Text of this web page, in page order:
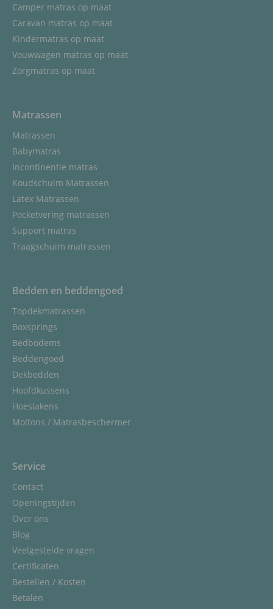
Camper matras op maat
Caravan matras op maat
Kindermatras op maat
Vouwwagen matras op maat
Zorgmatras op maat
Matrassen
Matrassen
Babymatras
Incontinentie matras
Koudschuim Matrassen
Latex Matrassen
Pocketvering matrassen
Support matras
Traagschuim matrassen
Bedden en beddengoed
Topdekmatrassen
Boxsprings
Bedbodems
Beddengoed
Dekbedden
Hoofdkussens
Hoeslakens
Moltons / Matrasbeschermer
Service
Contact
Openingstijden
Over ons
Blog
Veelgestelde vragen
Certificaten
Bestellen / Kosten
Betalen